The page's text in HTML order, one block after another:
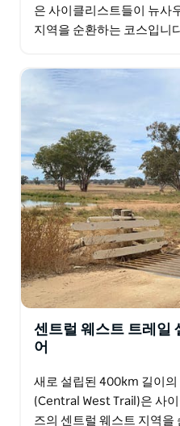
은 사이클리스트들이 뉴사
지역을 순환하는 코스입니
센트럴 웨스트 트레일
어
새로 설립된 400km 길이의
(Central West Trail)은 사
즈의 센트럴 웨스트 지역을